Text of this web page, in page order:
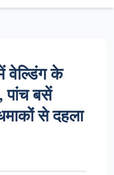
वेल्डिंग के
पांच बसें
से दहला